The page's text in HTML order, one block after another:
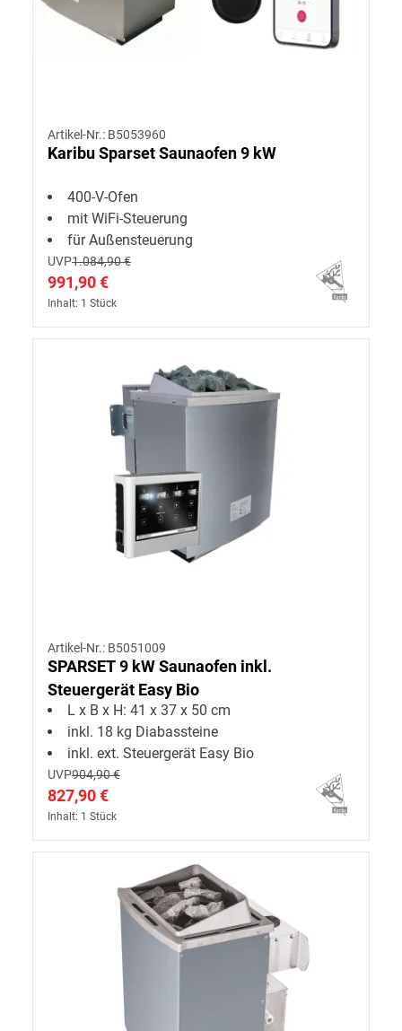
Artikel-Nr.: B5053960
Karibu Sparset Saunaofen 9 kW
400-V-Ofen
mit WiFi-Steuerung
für Außensteuerung
UVP1.084,90 €
991,90 €
Inhalt: 1 Stück
Artikel-Nr.: B5051009
SPARSET 9 kW Saunaofen inkl.
Steuergerät Easy Bio
L x B x H: 41 x 37 x 50 cm
inkl. 18 kg Diabassteine
inkl. ext. Steuergerät Easy Bio
UVP904,90 €
827,90 €
Inhalt: 1 Stück